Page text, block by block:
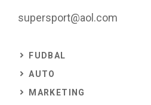
supersport@aol.com
FUDBAL
AUTO
MARKETING